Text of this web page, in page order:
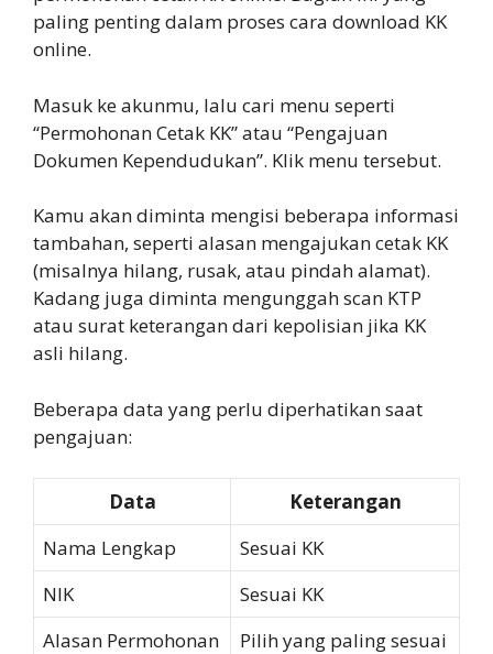
paling penting dalam proses cara download KK
online.
Masuk ke akunmu, lalu cari menu seperti
“Permohonan Cetak KK” atau “Pengajuan
Dokumen Kependudukan”. Klik menu tersebut.
Kamu akan diminta mengisi beberapa informasi
tambahan, seperti alasan mengajukan cetak KK
(misalnya hilang, rusak, atau pindah alamat).
Kadang juga diminta mengunggah scan KTP
atau surat keterangan dari kepolisian jika KK
asli hilang.
Beberapa data yang perlu diperhatikan saat
pengajuan:
Data
Keterangan
Nama Lengkap
Sesuai KK
NIK
Sesuai KK
Alasan Permohonan
Pilih yang paling sesuai